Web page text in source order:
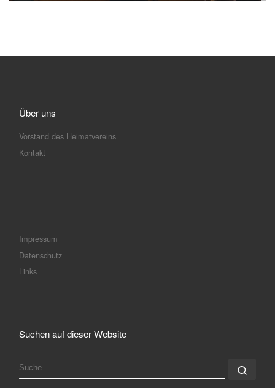
Über uns
Vorstand des Heimatvereins
Kontakt
Impressum
Datenschutz
Links
Suchen auf dieser Website
SUCHE